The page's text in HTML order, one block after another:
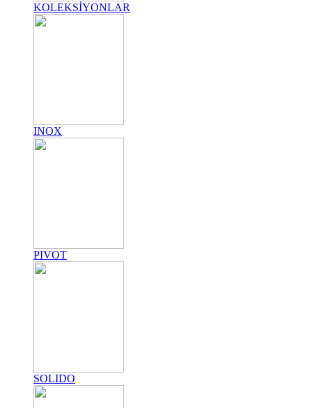
KOLEKSİYONLAR
INOX
PIVOT
SOLIDO